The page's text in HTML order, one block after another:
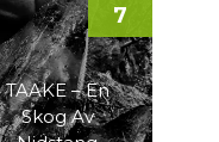
TAAKE – En
Skog Av
7